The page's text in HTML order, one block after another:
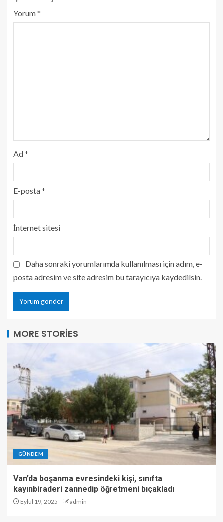
Yorum*
Ad*
E-posta*
İnternet sitesi
Daha sonraki yorumlarımda kullanılması için adım, e-
posta adresim ve site adresim bu tarayıcıya kaydedilsin.
MORE STORIES
GÜNDEM
Van’da boşanma evresindeki kişi, sınıfta
kayınbiraderi zannedip öğretmeni bıçakladı
Eylül 19, 2025 admin